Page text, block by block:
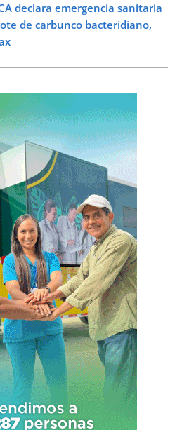
declara emergencia sanitaria
de carbunco bacteridiano,